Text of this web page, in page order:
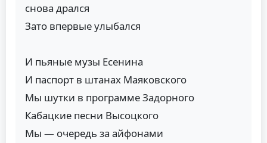
снова дрался
Зато впервые улыбался
И пьяные музы Есенина
И паспорт в штанах Маяковского
Мы шутки в программе Задорного
Кабацкие песни Высоцкого
Мы — очередь за айфонами